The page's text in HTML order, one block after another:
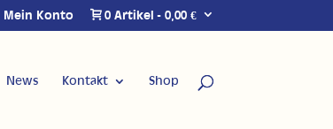
Mein Konto 0 Artikel 0,00 €
News Kontakt Shop